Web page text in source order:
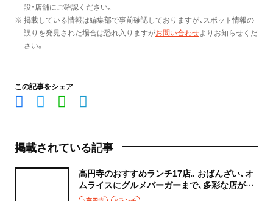
設・店舗にご確認ください。
※ 掲載している情報は編集部で事前確認しておりますが、スポット情報の
誤りを発見された場合は恐れ入りますがお問い合わせよりお知らせくだ
さい。
この記事をシェア
掲載されている記事
高円寺のおすすめランチ17店。おばんざい、オ
ムライスにグルメバーガーまで、多彩な店が腹
ペコを迎え入れる！